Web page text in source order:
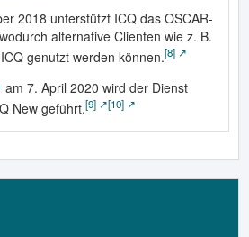
2018 unterstützt ICQ das OSCAR-
alternative Clienten wie z. B.
genutzt werden können.[8]
am 7. April 2020 wird der Dienst
New geführt.[9] [10]